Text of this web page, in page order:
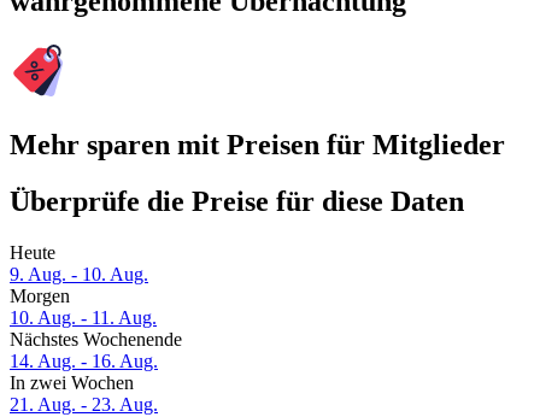
Mehr sparen mit Preisen für Mitglieder
Überprüfe die Preise für diese Daten
Heute
9. Aug. - 10. Aug.
Morgen
10. Aug. - 11. Aug.
Nächstes Wochenende
14. Aug. - 16. Aug.
In zwei Wochen
21. Aug. - 23. Aug.